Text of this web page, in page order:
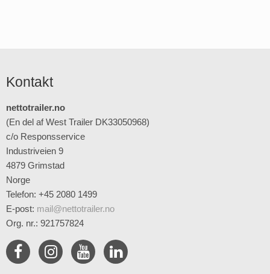
Kontakt
nettotrailer.no
(En del af West Trailer DK33050968)
c/o Responsservice
Industriveien 9
4879 Grimstad
Norge
Telefon: +45 2080 1499
E-post: mail@nettotrailer.no
Org. nr.: 921757824